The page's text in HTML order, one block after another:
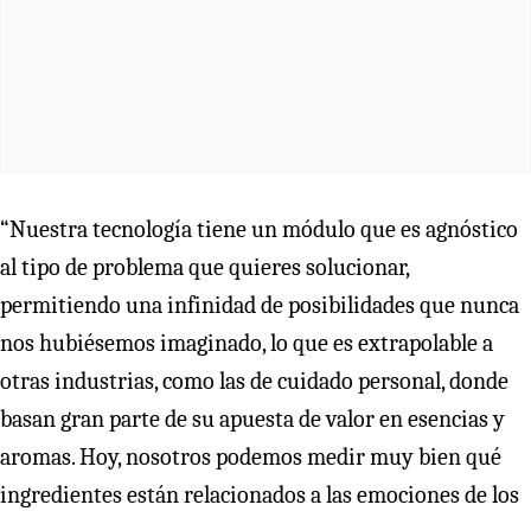
“Nuestra tecnología tiene un módulo que es agnóstico
al tipo de problema que quieres solucionar,
permitiendo una infinidad de posibilidades que nunca
nos hubiésemos imaginado, lo que es extrapolable a
otras industrias, como las de cuidado personal, donde
basan gran parte de su apuesta de valor en esencias y
aromas. Hoy, nosotros podemos medir muy bien qué
ingredientes están relacionados a las emociones de los